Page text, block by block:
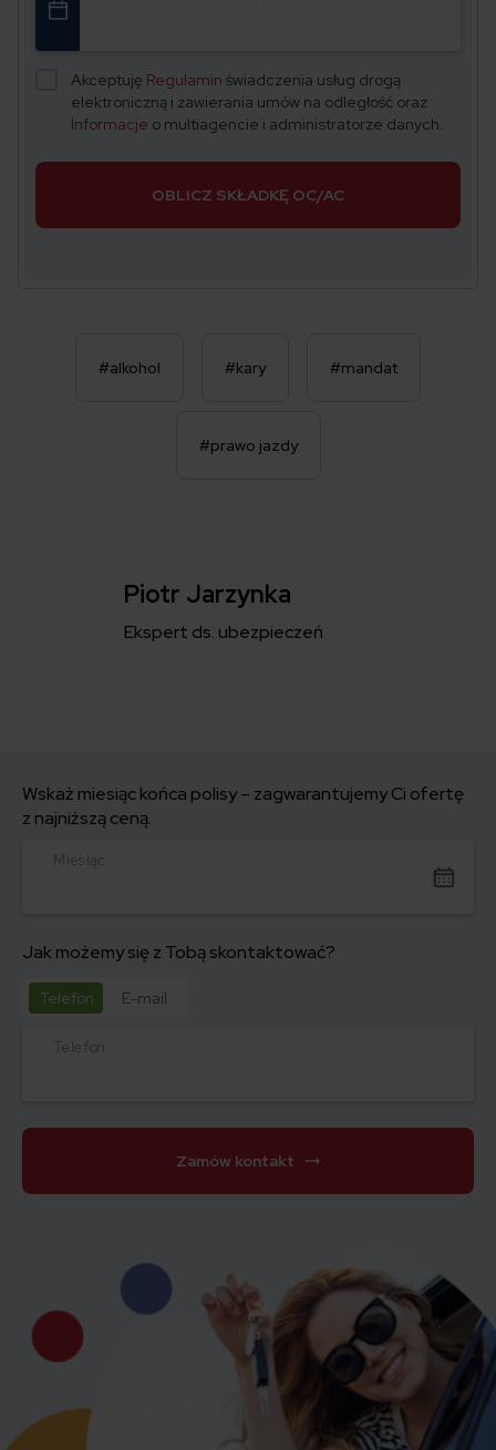
Akceptuję Regulamin świadczenia usług drogą
elektroniczną i zawierania umów na odległość oraz
Informacje o multiagencie i administratorze danych.
OBLICZ SKŁADKĘ OC/AC
#alkohol #kary #mandat
#prawo jazdy
Piotr Jarzynka
Ekspert ds. ubezpieczeń
Wskaż miesiąc końca polisy – zagwarantujemy Ci ofertę
z najniższą ceną.
Miesiąc
Jak możemy się z Tobą skontaktować?
Telefon E-mail
Telefon
Zamów kontakt